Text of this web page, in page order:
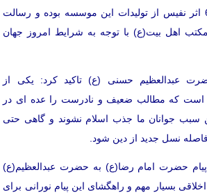
مهدی(عج) و بیش از 600 اثر نفیس از تولیدات این موسسه بوده و رسالت
اهل بیت(ع) با توجه به شرایط امروز جهان
عبدالعظیم حسنی (ع) تاکید کرد: یکی از
است که مطالب ضعیف و نادرست را عده ای در
سبب جوانان ما جذب اسلام نشوند و گاهی حتی
نسل جدید از دین شود.
پیام حضرت امام رضا(ع) به حضرت عبدالعظیم(ع)
بسیار مهم و راهگشای این پیام نورانی برای